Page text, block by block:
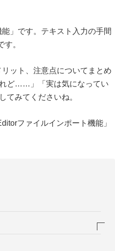
」です。テキスト入力の手間
。
ット、注意点についてまとめ
ど……」「実は気になってい
てみてくださいね。
ファイルインポート機能」